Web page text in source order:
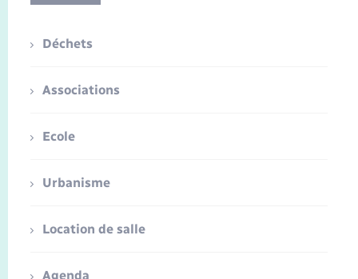
Déchets
Associations
Ecole
Urbanisme
Location de salle
Agenda